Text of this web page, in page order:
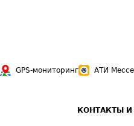
GPS-мониторинг АТИ
КОНТАКТЫ